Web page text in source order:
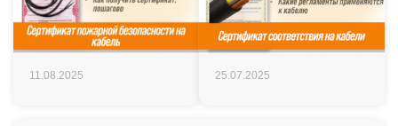
11.08.2025 25.07.2025